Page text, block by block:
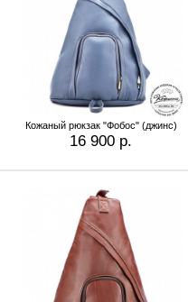
Кожаный рюкзак "Фобос" (джинс)
16 900 р.